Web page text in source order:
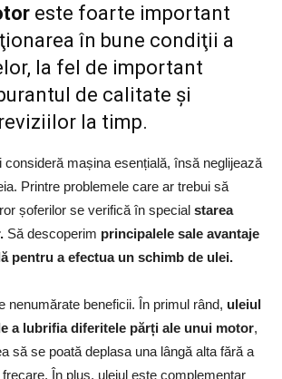
este foarte important
în bune condiţii a
la fel de important
de calitate şi
la timp.
consideră mașina esențială, însă neglijează
Printre problemele care ar trebui să
șoferilor se verifică în special starea
Să descoperim principalele sale avantaje
pentru a efectua un schimb de ulei.
nenumărate beneficii. În primul rând, uleiul
a lubrifia diferitele părți ale unui motor,
să se poată deplasa una lângă alta fără a
În plus, uleiul este complementar